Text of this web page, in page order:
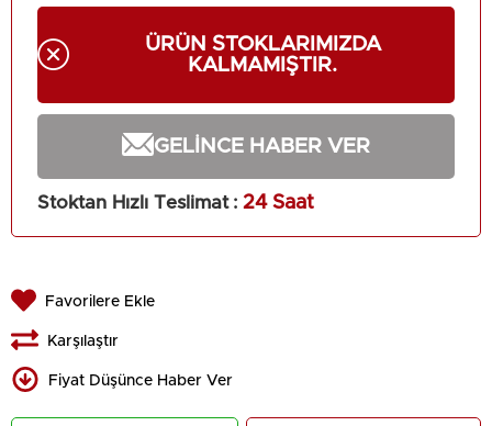
ÜRÜN STOKLARIMIZDA
KALMAMIŞTIR.
GELINCE HABER VER
Stoktan Hızlı Teslimat : 24 Saat
Favorilere Ekle
Karşılaştır
Fiyat Düşünce Haber Ver